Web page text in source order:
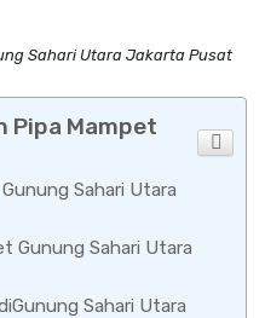
Sahari Utara Jakarta Pusat
Pipa Mampet
Sahari Utara
Gunung Sahari Utara
Sahari Utara